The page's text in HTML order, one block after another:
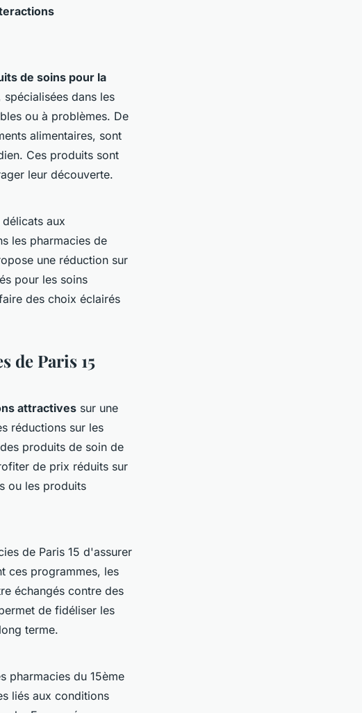
de soins pour la
dans les
ou à problèmes. De
alimentaires, sont
Ces produits sont
leur découverte.
aux
les pharmacies de
une réduction sur
pour les soins
des choix éclairés
de Paris 15
attractives sur une
réductions sur les
produits de soin de
de prix réduits sur
ou les produits
de Paris 15 d'assurer
ces programmes, les
échangés contre des
de fidéliser les
terme.
pharmacies du 15ème
liés aux conditions